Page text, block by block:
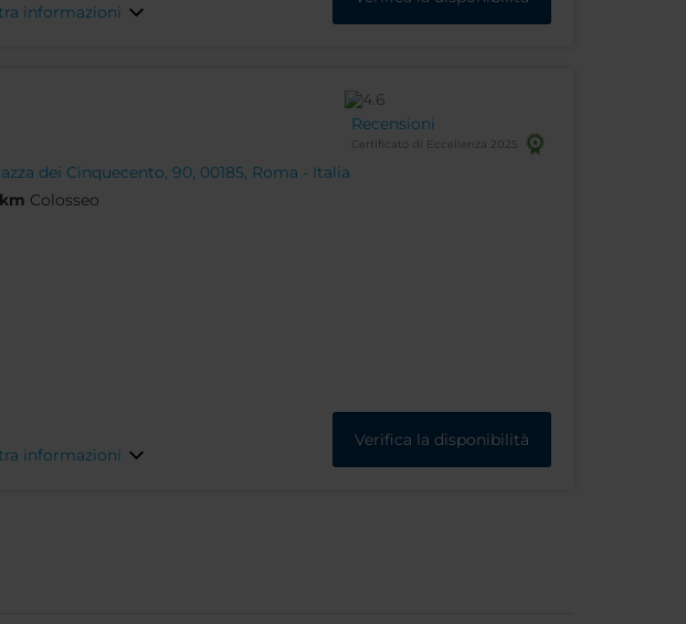
informazioni
dei Cinquecento, 90, 00185, Roma - Italia
Colosseo
Recensioni
Certificato di Eccellenza 2025
informazioni
Verifica la disponibilità